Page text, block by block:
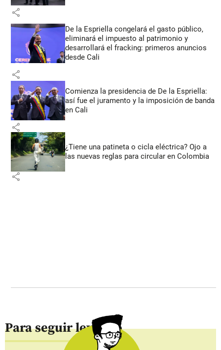
share
De la Espriella congelará el gasto público,
eliminará el impuesto al patrimonio y
desarrollará el fracking: primeros anuncios
desde Cali
share
Comienza la presidencia de De la Espriella:
así fue el juramento y la imposición de banda
en Cali
share
¿Tiene una patineta o cicla eléctrica? Ojo a
las nuevas reglas para circular en Colombia
share
Para seguir leyendo